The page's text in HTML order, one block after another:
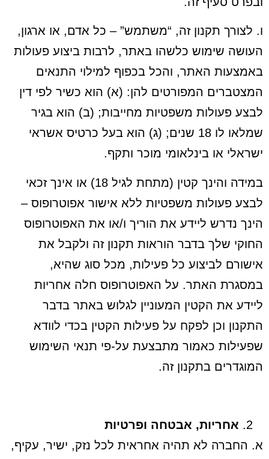
ו. לצורך תקנון זה, “משתמש” – כל אדם, או ארגון,
העושה שימוש כלשהו באתר, לרבות ביצוע פעולות
באמצעות האתר, והכל בכפוף למילוי התנאים
המצטברים המפורטים להן: (א) הוא כשיר לפי דין
לבצע פעולות משפטיות מחייבות; (ב) הוא בגיר
שמלאו לו 18 שנים; (ג) הוא בעל כרטיס אשראי
ישראלי או בינלאומי מוכר ותקף.
במידה והינך קטין (מתחת לגיל 18) או אינך זכאי
לבצע פעולות משפטיות ללא אישור אפוטרופוס –
הינך נדרש ליידע את הוריך ו/או את האפוטרופוס
החוקי שלך בדבר הוראות תקנון זה ולקבל את
אישורם לביצוע כל פעילות, מכל סוג שהיא,
במסגרת האתר. על האפוטרופוס חלה אחריות
ליידע את הקטין המעוניין לגלוש באתר בדבר
התקנון וכן לפקח על פעילות הקטין בכדי לוודא
שפעילות כאמור מתבצעת על-פי תנאי השימוש
המוגדרים בתקנון זה.
אחריות, אבטחה ופרטיות
א. החברה לא תהיה אחראית לכל נזק, ישיר, עקיף,